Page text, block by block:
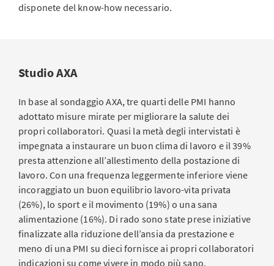
disponete del know-how necessario.
Studio AXA
In base al sondaggio AXA, tre quarti delle PMI hanno
adottato misure mirate per migliorare la salute dei
propri collaboratori. Quasi la metà degli intervistati è
impegnata a instaurare un buon clima di lavoro e il 39%
presta attenzione all’allestimento della postazione di
lavoro. Con una frequenza leggermente inferiore viene
incoraggiato un buon equilibrio lavoro-vita privata
(26%), lo sport e il movimento (19%) o una sana
alimentazione (16%). Di rado sono state prese iniziative
finalizzate alla riduzione dell’ansia da prestazione e
meno di una PMI su dieci fornisce ai propri collaboratori
indicazioni su come vivere in modo più sano.